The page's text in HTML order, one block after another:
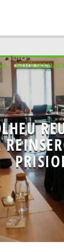
NOTÍCIAS